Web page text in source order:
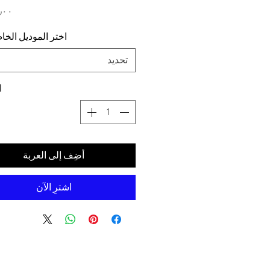
اختر الموديل
تحديد
أضِف إلى العربة
اشترِ الآن